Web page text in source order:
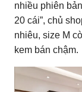
nhiều phiên
20 cái”, chủ
nhiêu, size M
kem bán chậm.